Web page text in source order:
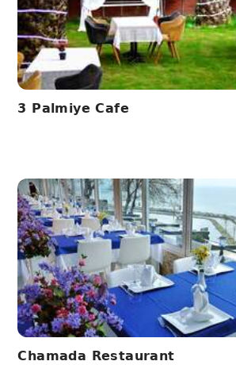
3 Palmiye Cafe
Chamada Restaurant